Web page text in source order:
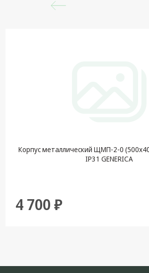
Корпус металлический ЩМП-2-0
IP31 GENERICA
4 700 ₽